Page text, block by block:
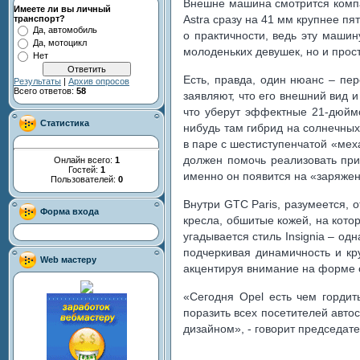
Имеете ли вы личный
транспорт?
Да, автомобиль
Да, мотоцикл
Нет
Результаты | Архив опросов
Всего ответов: 58
Статистика
Онлайн всего: 1
Гостей: 1
Пользователей: 0
Форма входа
Web мастеру
Внешне машина смотрится
Astra сразу на 41 мм крупнее
о практичности, ведь эту
молоденьких девушек, но и
Есть, правда, один нюанс –
заявляют, что его внешний вид
что уберут эффектные 21-
нибудь там гибрид на
в паре с шестиступенчатой
должен помочь реализовать
именно он появится на
Внутри GTC Paris, разумеется,
кресла, обшитые кожей, на
угадывается стиль Insignia –
подчеркивая динамичность и
акцентируя внимание на форме
«Сегодня Opel есть чем
поразить всех посетителей
дизайном», - говорит